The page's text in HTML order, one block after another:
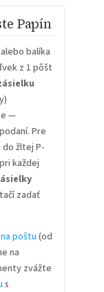
Papín
balíka
z 1 pôšt
—
Pre
žltej P-
každej
zadať
poštu(od
na
zvážte
s